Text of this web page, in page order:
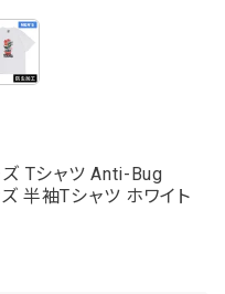
ズ Tシャツ Anti-Bug
半袖Tシャツ ホワイト